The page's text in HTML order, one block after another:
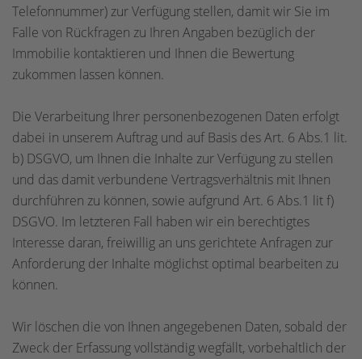
Telefonnummer) zur Verfügung stellen, damit wir Sie im
Falle von Rückfragen zu Ihren Angaben bezüglich der
Immobilie kontaktieren und Ihnen die Bewertung
zukommen lassen können.
Die Verarbeitung Ihrer personenbezogenen Daten erfolgt
dabei in unserem Auftrag und auf Basis des Art. 6 Abs.1 lit.
b) DSGVO, um Ihnen die Inhalte zur Verfügung zu stellen
und das damit verbundene Vertragsverhältnis mit Ihnen
durchführen zu können, sowie aufgrund Art. 6 Abs.1 lit f)
DSGVO. Im letzteren Fall haben wir ein berechtigtes
Interesse daran, freiwillig an uns gerichtete Anfragen zur
Anforderung der Inhalte möglichst optimal bearbeiten zu
können.
Wir löschen die von Ihnen angegebenen Daten, sobald der
Zweck der Erfassung vollständig wegfällt, vorbehaltlich der